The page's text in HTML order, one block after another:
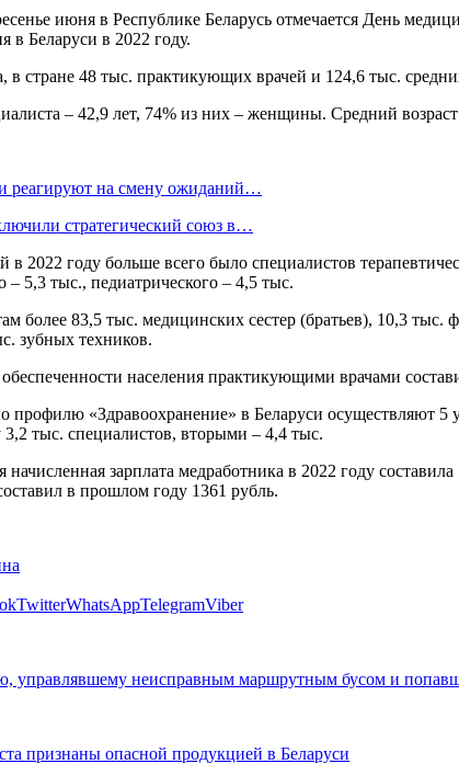
июня в Республике Беларусь отмечается День
в Беларуси в 2022 году.
в стране 48 тыс. практикующих врачей и 124,6 тыс.
– 42,9 лет, 74% из них – женщины. Средний
реагируют на смену ожиданий…
стратегический союз в…
2022 году больше всего было специалистов
– 5,3 тыс., педиатрического – 4,5 тыс.
более 83,5 тыс. медицинских сестер (братьев), 10,3
зубных техников.
населения практикующими врачами
профилю «Здравоохранение» в Беларуси осуществляют
тыс. специалистов, вторыми – 4,4 тыс.
начисленная зарплата медработника в 2022 году
в прошлом году 1361 рубль.
TwitterWhatsAppTelegramViber
управлявшему неисправным маршрутным бусом и
признаны опасной продукцией в Беларуси